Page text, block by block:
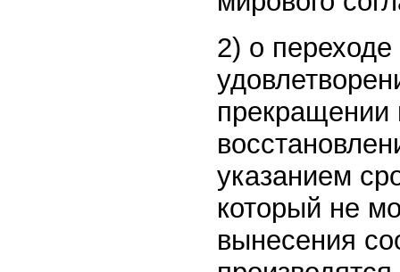
2) о
прекращении
указанием
который не
вынесения